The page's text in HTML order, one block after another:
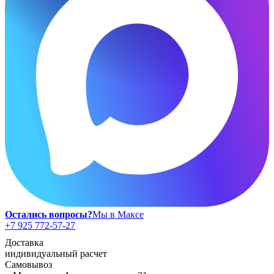
8 июля, День Семьи Любви и
День рыбака (второе воскресенье
День ВМФ (последнее воскресенье
28 июля, День Крещения Руси
2 августа, День ВДВ
Остались вопросы?Мы в Максе
+7 925 772-57-27
Доставка
индивидуальный расчет
Самовывоз